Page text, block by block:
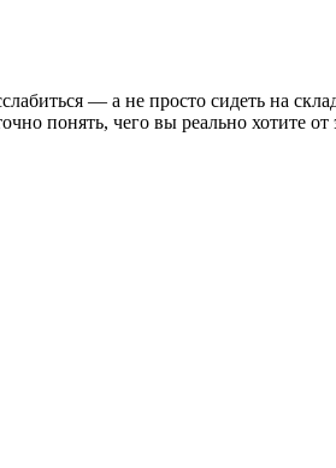
— а не просто сидеть на
понять, чего вы реально хотите от